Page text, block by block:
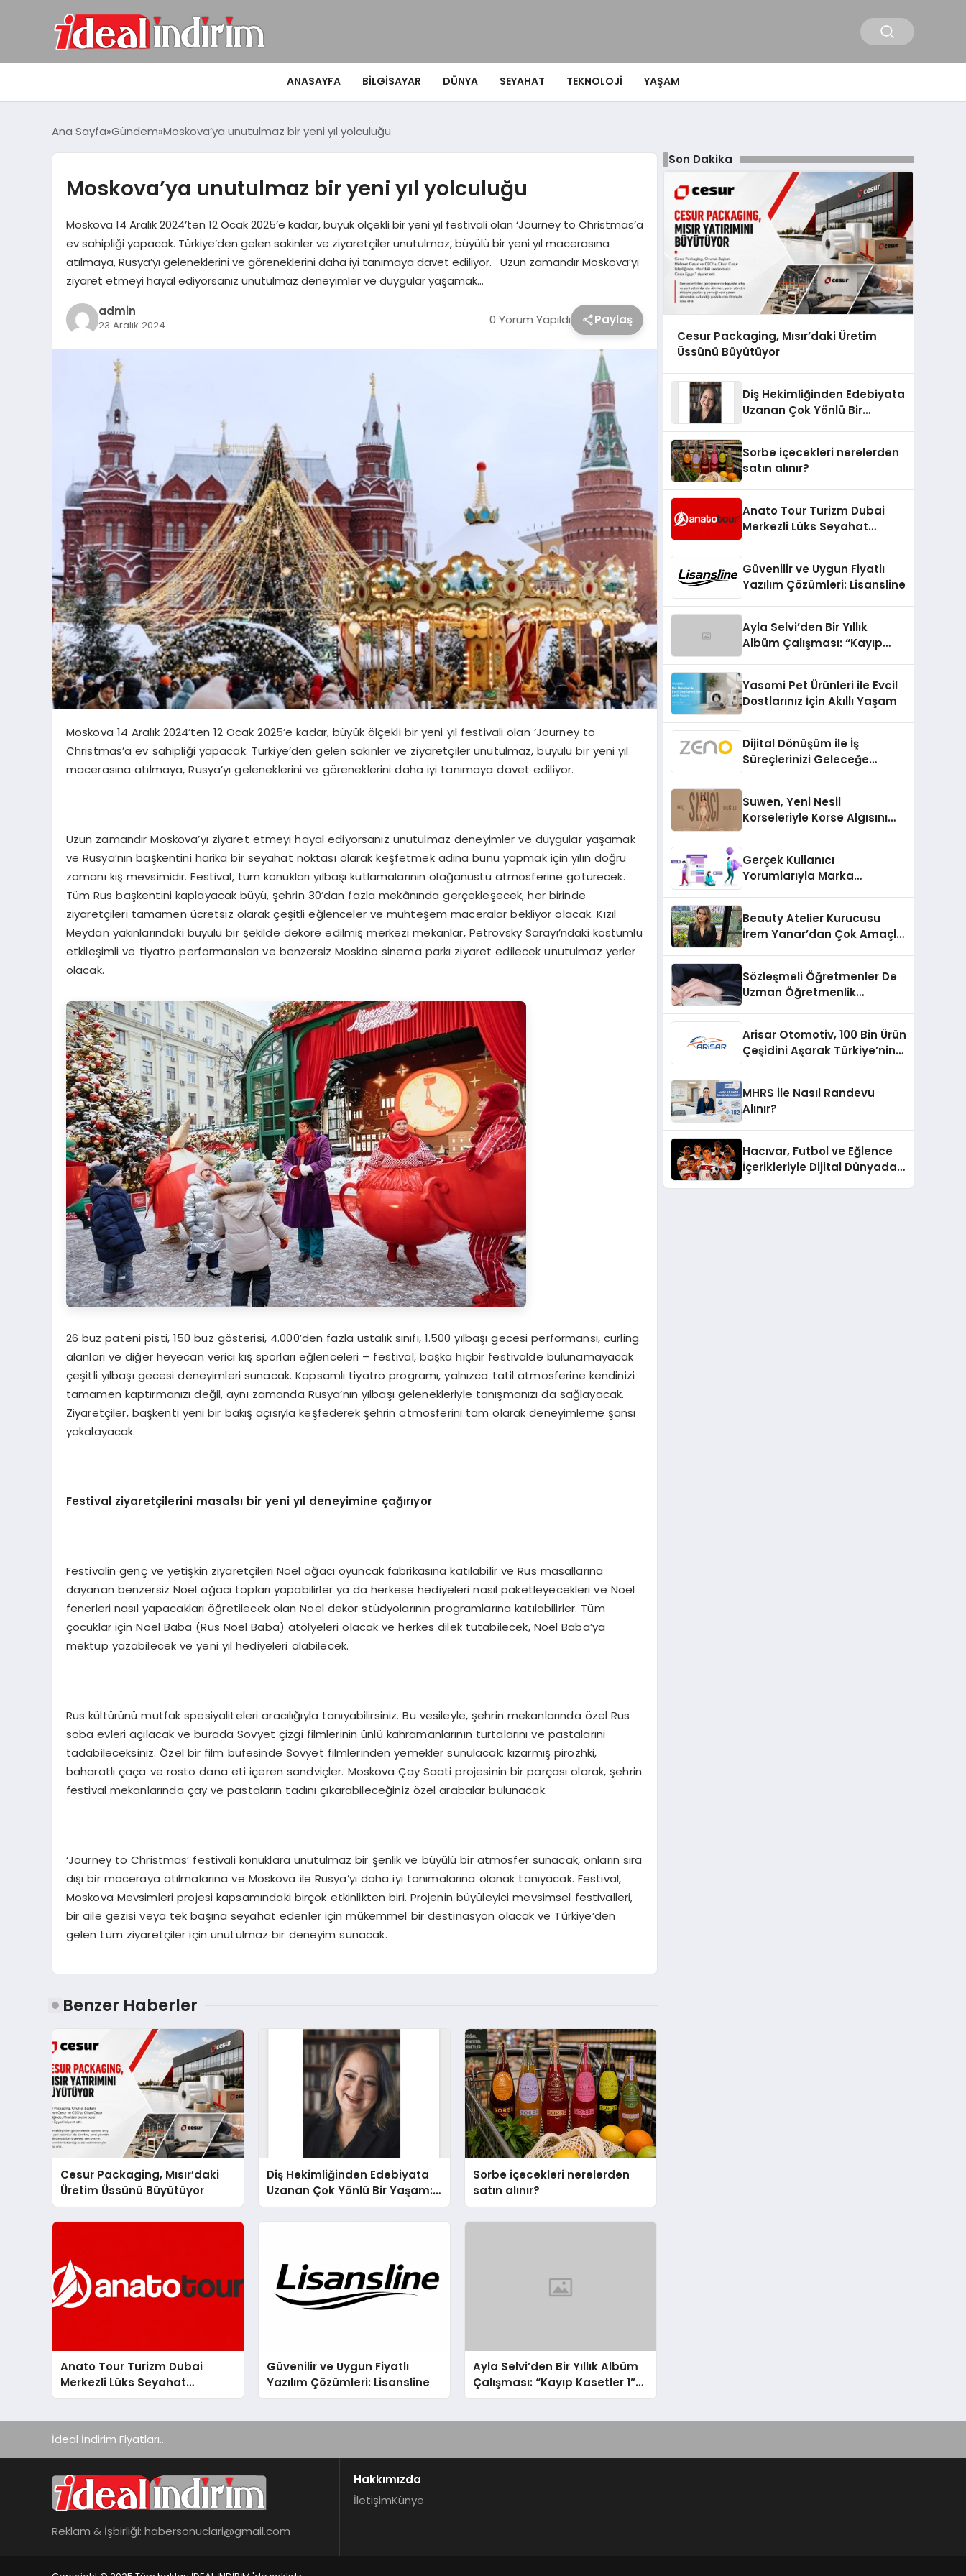
ANASAYFA BILGISAYAR DÜNYA SEYAHAT TEKNOLOJI YAŞAM
Ana Sayfa Gündem Moskova’ya unutulmaz bir yeni yıl yolculuğu
Moskova’ya unutulmaz bir yeni yıl yolculuğu
Moskova 14 Aralık 2024’ten 12 Ocak 2025’e kadar, büyük ölçekli bir yeni yıl festivali olan ‘Journey to Christmas’a
ev sahipliği yapacak. Türkiye’den gelen sakinler ve ziyaretçiler unutulmaz, büyülü bir yeni yıl macerasına
atılmaya, Rusya’yı geleneklerini ve göreneklerini daha iyi tanımaya davet ediliyor. Uzun zamandır Moskova’yı
ziyaret etmeyi hayal ediyorsanız unutulmaz deneyimler ve duygular yaşamak…
admin
23 Aralık 2024 0 Yorum Yapıldı Paylaş
Moskova 14 Aralık 2024’ten 12 Ocak 2025’e kadar, büyük ölçekli bir yeni yıl festivali olan ‘Journey to
Christmas’a ev sahipliği yapacak. Türkiye’den gelen sakinler ve ziyaretçiler unutulmaz, büyülü bir yeni yıl
macerasına atılmaya, Rusya’yı geleneklerini ve göreneklerini daha iyi tanımaya davet ediliyor.
Uzun zamandır Moskova’yı ziyaret etmeyi hayal ediyorsanız unutulmaz deneyimler ve duygular yaşamak
ve Rusya’nın başkentini harika bir seyahat noktası olarak keşfetmek adına bunu yapmak için yılın doğru
zamanı kış mevsimidir. Festival, tüm konukları yılbaşı kutlamalarının olağanüstü atmosferine götürecek.
Tüm Rus başkentini kaplayacak büyü, şehrin 30’dan fazla mekânında gerçekleşecek, her birinde
ziyaretçileri tamamen ücretsiz olarak çeşitli eğlenceler ve muhteşem maceralar bekliyor olacak. Kızıl
Meydan yakınlarındaki büyülü bir şekilde dekore edilmiş merkezi mekanlar, Petrovsky Sarayı’ndaki kostümlü
etkileşimli ve tiyatro performansları ve benzersiz Moskino sinema parkı ziyaret edilecek unutulmaz yerler
olacak.
26 buz pateni pisti, 150 buz gösterisi, 4.000’den fazla ustalık sınıfı, 1.500 yılbaşı gecesi performansı, curling
alanları ve diğer heyecan verici kış sporları eğlenceleri – festival, başka hiçbir festivalde bulunamayacak
çeşitli yılbaşı gecesi deneyimleri sunacak. Kapsamlı tiyatro programı, yalnızca tatil atmosferine kendinizi
tamamen kaptırmanızı değil, aynı zamanda Rusya’nın yılbaşı gelenekleriyle tanışmanızı da sağlayacak.
Ziyaretçiler, başkenti yeni bir bakış açısıyla keşfederek şehrin atmosferini tam olarak deneyimleme şansı
yakalayacak.
Festival ziyaretçilerini masalsı bir yeni yıl deneyimine çağırıyor
Festivalin genç ve yetişkin ziyaretçileri Noel ağacı oyuncak fabrikasına katılabilir ve Rus masallarına
dayanan benzersiz Noel ağacı topları yapabilirler ya da herkese hediyeleri nasıl paketleyecekleri ve Noel
fenerleri nasıl yapacakları öğretilecek olan Noel dekor stüdyolarının programlarına katılabilirler. Tüm
çocuklar için Noel Baba (Rus Noel Baba) atölyeleri olacak ve herkes dilek tutabilecek, Noel Baba’ya
mektup yazabilecek ve yeni yıl hediyeleri alabilecek.
Rus kültürünü mutfak spesiyaliteleri aracılığıyla tanıyabilirsiniz. Bu vesileyle, şehrin mekanlarında özel Rus
soba evleri açılacak ve burada Sovyet çizgi filmlerinin ünlü kahramanlarının turtalarını ve pastalarını
tadabileceksiniz. Özel bir film büfesinde Sovyet filmlerinden yemekler sunulacak: kızarmış pirozhki,
baharatlı çaça ve rosto dana eti içeren sandviçler. Moskova Çay Saati projesinin bir parçası olarak, şehrin
festival mekanlarında çay ve pastaların tadını çıkarabileceğiniz özel arabalar bulunacak.
‘Journey to Christmas’ festivali konuklara unutulmaz bir şenlik ve büyülü bir atmosfer sunacak, onların sıra
dışı bir maceraya atılmalarına ve Moskova ile Rusya’yı daha iyi tanımalarına olanak tanıyacak. Festival,
Moskova Mevsimleri projesi kapsamındaki birçok etkinlikten biri. Projenin büyüleyici mevsimsel festivalleri,
bir aile gezisi veya tek başına seyahat edenler için mükemmel bir destinasyon olacak ve Türkiye’den
gelen tüm ziyaretçiler için unutulmaz bir deneyim sunacak.
Benzer Haberler
Cesur Packaging, Mısır’daki
Üretim Üssünü Büyütüyor
Diş Hekimliğinden Edebiyata
Uzanan Çok Yönlü Bir Yaşam:
Yeşim Şahin Yaman
Sorbe içecekleri nerelerden
satın alınır?
Anato Tour Turizm Dubai
Merkezli Lüks Seyahat
Hizmetleriyle Küresel
Güvenilir ve Uygun Fiyatlı
Yazılım Çözümleri: Lisansline
Ayla Selvi’den Bir Yıllık Albüm
Çalışması: “Kayıp Kasetler 1”
31 Temmuz’da Çıktı
Son Dakika
Cesur Packaging, Mısır’daki Üretim
Üssünü Büyütüyor
Diş Hekimliğinden Edebiyata
Uzanan Çok Yönlü Bir
Sorbe içecekleri nerelerden
satın alınır?
Anato Tour Turizm Dubai
Merkezli Lüks Seyahat
Güvenilir ve Uygun Fiyatlı
Yazılım Çözümleri: Lisansline
Ayla Selvi’den Bir Yıllık
Albüm Çalışması: “Kayıp
Yasomi Pet Ürünleri ile Evcil
Dostlarınız İçin Akıllı Yaşam
Dijital Dönüşüm ile İş
Süreçlerinizi Geleceğe
Suwen, Yeni Nesil
Korseleriyle Korse Algısını
Gerçek Kullanıcı
Yorumlarıyla Marka
Beauty Atelier Kurucusu
İrem Yanar’dan Çok Amaçlı
Sözleşmeli Öğretmenler De
Uzman Öğretmenlik
Arisar Otomotiv, 100 Bin Ürün
Çeşidini Aşarak Türkiye’nin
Platformlarından Biri Oldu
MHRS ile Nasıl Randevu
Alınır?
Hacıvar, Futbol ve Eğlence
İçerikleriyle Dijital Dünyada
İdeal İndirim Fiyatları..
Reklam & İşbirliği: habersonuclari@gmail.com
Hakkımızda
İletişimKünye